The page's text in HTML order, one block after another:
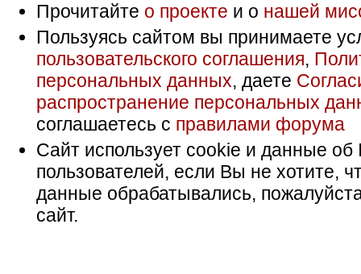
Прочитайте о проекте и о нашей
Пользуясь сайтом вы принимаете
пользовательского соглашения,
персональных данных, даете
распространение персональных
соглашаетесь с правилами форума
Сайт использует cookie и данные об
пользователей, если Вы не хотите,
данные обрабатывались,
сайт.